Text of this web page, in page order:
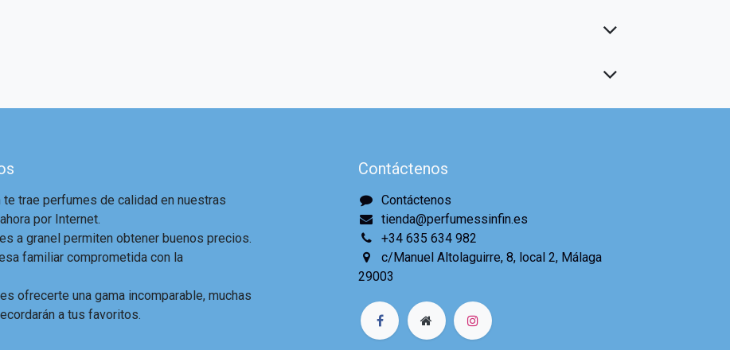
te trae perfumes de calidad en nuestras
por Internet.
a granel permiten obtener buenos precios.
familiar comprometida con la
ofrecerte una gama incomparable, muchas
a tus favoritos.
Contáctenos
Contáctenos
tienda@perfumessinfin.es
+34 635 634 982
c/Manuel Altolaguirre, 8, local 2, Málaga
29003